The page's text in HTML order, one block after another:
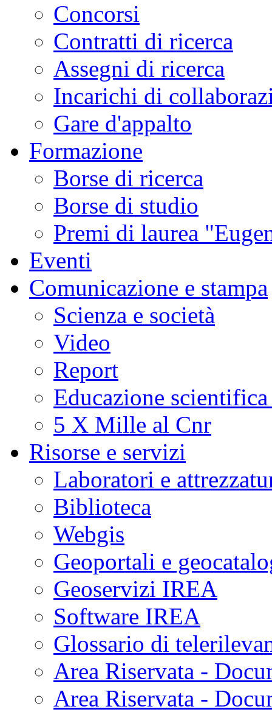
Concorsi
Contratti di ricerca
Assegni di ricerca
Incarichi di
Gare d'appalto
Formazione
Borse di ricerca
Borse di studio
Premi di laurea
Eventi
Comunicazione e stampa
Scienza e società
Video
Report
Educazione
5 X Mille al Cnr
Risorse e servizi
Laboratori e
Biblioteca
Webgis
Geoportali e
Geoservizi IREA
Software IREA
Glossario di
Area Riservata -
Area Riservata -